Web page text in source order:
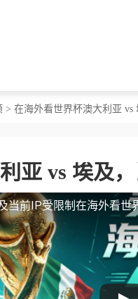
> 在海外看世界杯澳大利亚
亚 vs 埃及
当前IP受限制 在海外看世